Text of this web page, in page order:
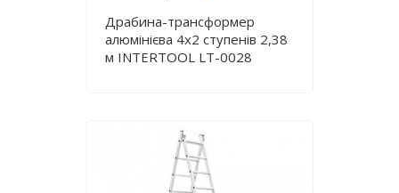
Драбина-трансформер
алюмінієва 4х2 ступенів 2,38
м INTERTOOL LT-0028